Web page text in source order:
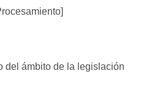
del ámbito de la legislación